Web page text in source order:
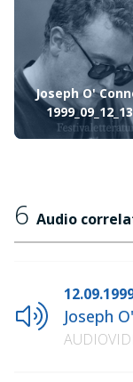
Joseph O'
6 Audio
Joseph